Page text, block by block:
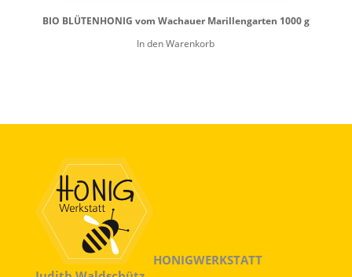
BIO BLÜTENHONIG vom Wachauer Marillengarten 1000 g
In den Warenkorb
HONIGWERKSTATT